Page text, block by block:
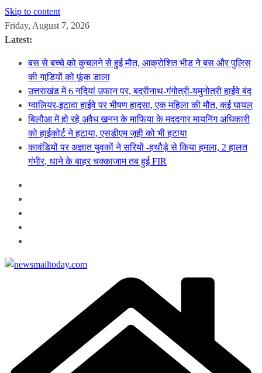
Skip to content
Friday, August 7, 2026
Latest:
बस से बच्चे को कुचलने से हुई मौत, आक्रोशित भीड़ ने बस और पुलिस
की गाडि़यों को फूंक डाला
उत्तराखंड में 6 नदियां उफान पर, बद्रीनाथ-गंगोत्री-यमुनोत्री हाईवे बंद
ग्वालियर-इटावा हाईवे पर भीषण हादसा, एक महिला की मौत, कई घायल
बिलौआ में हो रहे अवैध खनन के माफिया के मददगार मायनिंग अधिकारी
को हाईकोर्ट ने हटाया, एसडीएम जूही को भी हटाया
कावंडियों पर अज्ञात युवकों ने सरियों -हथौड़े से किया हमला, 2 हालत
गंभीर, थाने के बाहर चक्काजाम तब हुई FIR